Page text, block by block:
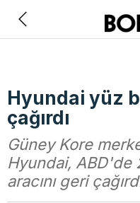
Hyundai yüz
çağırdı
Güney Kore
Hyundai, ABD'de
aracını geri